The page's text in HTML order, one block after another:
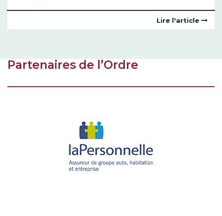
Lire l'article
Partenaires de l’Ordre